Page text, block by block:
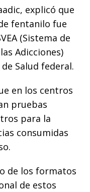
explicó que
fentanilo fue
(Sistema de
Adicciones)
Salud federal.
en los centros
pruebas
para la
consumidas
de los formatos
de estos